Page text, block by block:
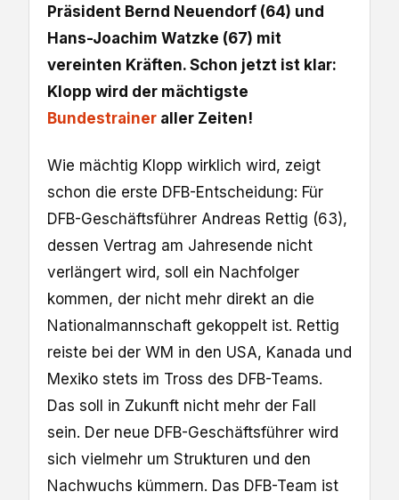
Präsident Bernd Neuendorf (64) und
Hans-Joachim Watzke (67) mit
vereinten Kräften. Schon jetzt ist klar:
Klopp wird der mächtigste
Bundestrainer aller Zeiten!
Wie mächtig Klopp wirklich wird, zeigt
schon die erste DFB-Entscheidung: Für
DFB-Geschäftsführer Andreas Rettig (63),
dessen Vertrag am Jahresende nicht
verlängert wird, soll ein Nachfolger
kommen, der nicht mehr direkt an die
Nationalmannschaft gekoppelt ist. Rettig
reiste bei der WM in den USA, Kanada und
Mexiko stets im Tross des DFB-Teams.
Das soll in Zukunft nicht mehr der Fall
sein. Der neue DFB-Geschäftsführer wird
sich vielmehr um Strukturen und den
Nachwuchs kümmern. Das DFB-Team ist